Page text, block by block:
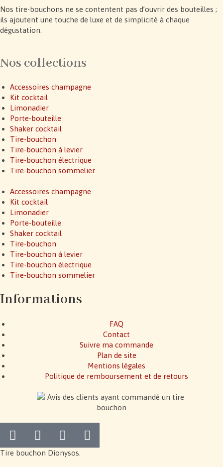
Nos tire-bouchons ne se contentent pas d’ouvrir des bouteilles ;
ils ajoutent une touche de luxe et de simplicité à chaque
dégustation.
Nos collections
Accessoires champagne
Kit cocktail
Limonadier
Porte-bouteille
Shaker cocktail
Tire-bouchon
Tire-bouchon à levier
Tire-bouchon électrique
Tire-bouchon sommelier
Accessoires champagne
Kit cocktail
Limonadier
Porte-bouteille
Shaker cocktail
Tire-bouchon
Tire-bouchon à levier
Tire-bouchon électrique
Tire-bouchon sommelier
Informations
FAQ
Contact
Suivre ma commande
Plan de site
Mentions légales
Politique de remboursement et de retours
Tire bouchon Dionysos.